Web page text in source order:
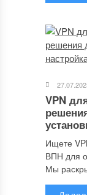
VPN
Ищете
ВПН для
Мы